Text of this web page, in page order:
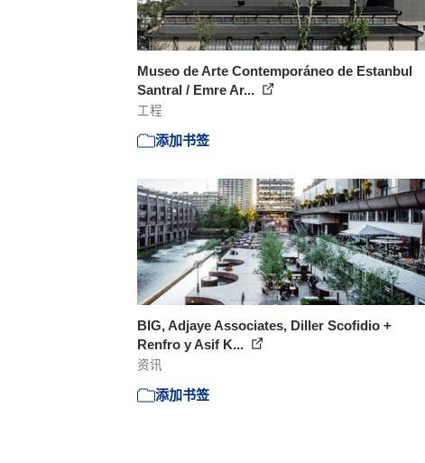
Museo de Arte Contemporáneo de Estanbul
Santral / Emre Ar...
工程
添加书签
BIG, Adjaye Associates, Diller Scofidio +
Renfro y Asif K...
资讯
添加书签